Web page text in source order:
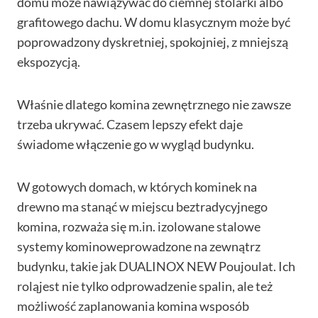
grafitowego dachu. W domu klasycznym może być
poprowadzony dyskretniej, spokojniej, z mniejszą
ekspozycją.
Właśnie dlatego komina zewnętrznego nie zawsze
trzeba ukrywać. Czasem lepszy efekt daje
świadome włączenie go w wygląd budynku.
W gotowych domach, w których kominek na
drewno ma stanąć w miejscu beztradycyjnego
komina, rozważa się m.in. izolowane stalowe
systemy kominoweprowadzone na zewnątrz
budynku, takie jak DUALINOX NEW Poujoulat. Ich
roląjest nie tylko odprowadzenie spalin, ale też
możliwość zaplanowania komina wsposób